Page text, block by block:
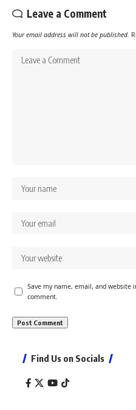
Leave a Comment
Your email address will not be published.
Save my name, email, and
comment.
Find Us on Socials